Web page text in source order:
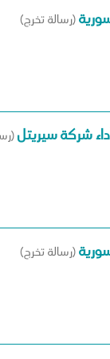
(رسالة تخرج)
شركة سيريتل
(رسالة تخرج)